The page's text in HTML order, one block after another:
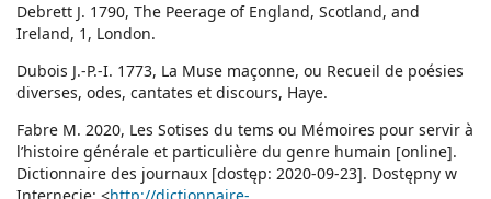
Debrett J. 1790, The Peerage of England, Scotland, and
Ireland, 1, London.
Dubois J.-P.-I. 1773, La Muse maçonne, ou Recueil de poésies
diverses, odes, cantates et discours, Haye.
Fabre M. 2020, Les Sotises du tems ou Mémoires pour servir à
l’histoire générale et particulière du genre humain [online].
Dictionnaire des journaux [dostęp: 2020-09-23]. Dostępny w